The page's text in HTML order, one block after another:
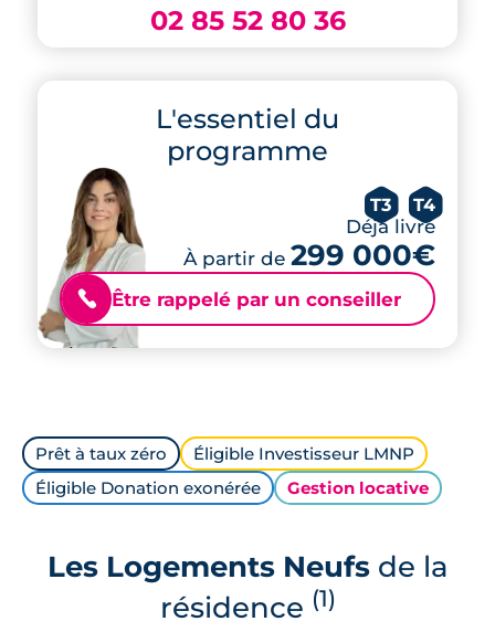
02 85 52 80 36
L'essentiel du
programme
T3 T4
Déjà livré
À partir de 299 000€
📞 Être rappelé par un conseiller
Prêt à taux zéro
Éligible Investisseur LMNP
Éligible Donation exonérée
Gestion locative
Les Logements Neufsde la
résidence (1)